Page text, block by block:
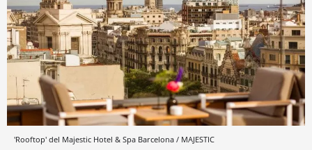
'Rooftop' del Majestic Hotel & Spa Barcelona / MAJESTIC